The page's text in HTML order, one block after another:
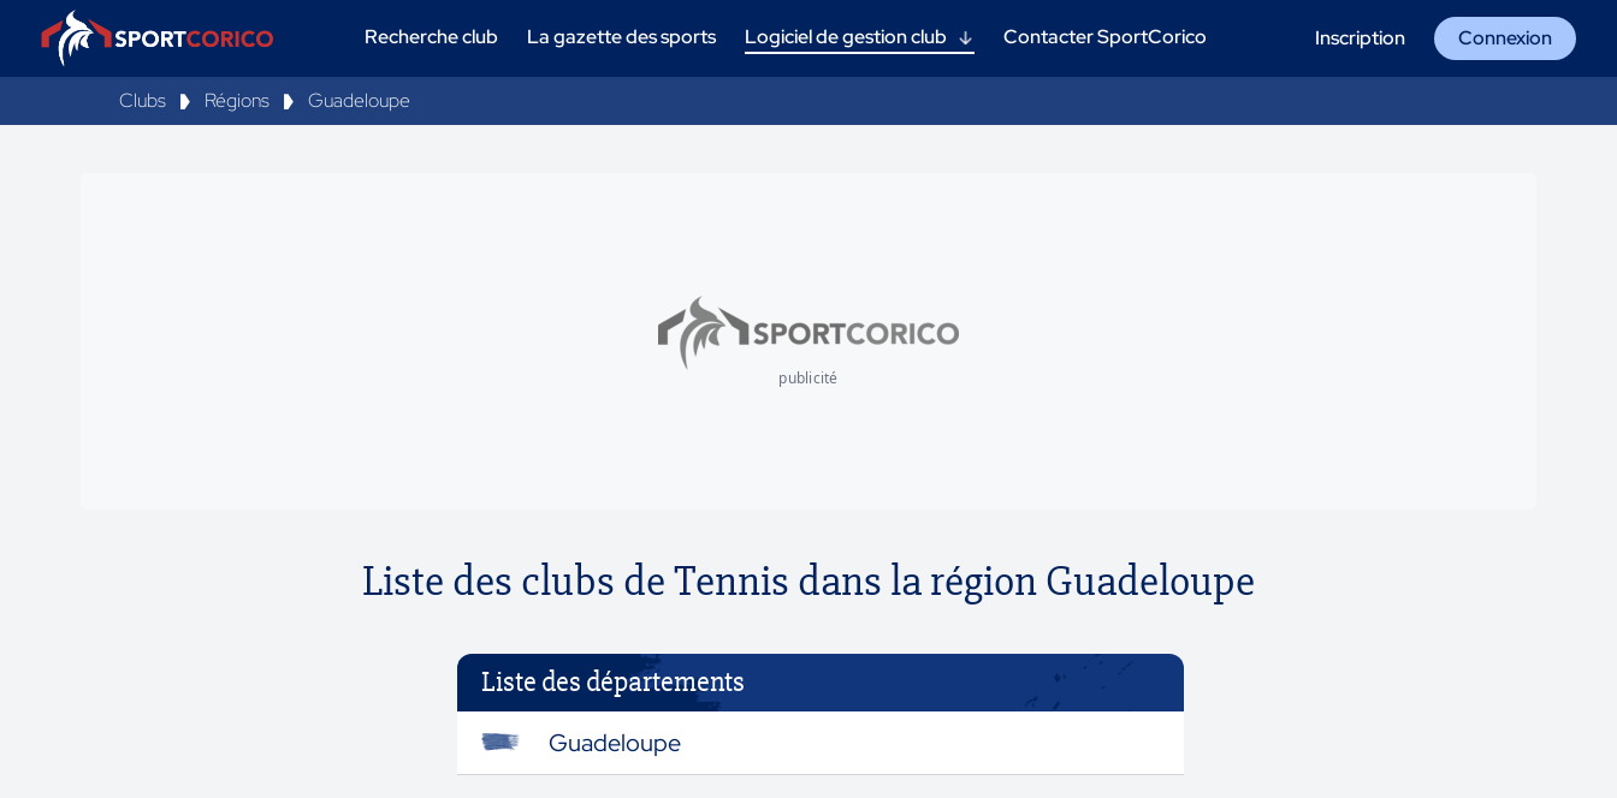
Recherche club La gazette des sports Logiciel de gestion club Contacter SportCorico Inscription Connexion
Clubs Régions Guadeloupe
publicité
Liste des clubs de Tennis dans la région Guadeloupe
Liste des départements
Guadeloupe